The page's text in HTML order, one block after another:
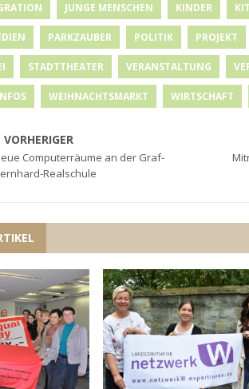
JUNGE MENSCHEN KINDER
PARKZAUBER POLITIK PROJEKT
STADTTHEATER VERANSTALTUNG
WEIHNACHTSMARKT WIRTSCHAFT
VORHERIGER
Computerräume an der Graf-
Realschule